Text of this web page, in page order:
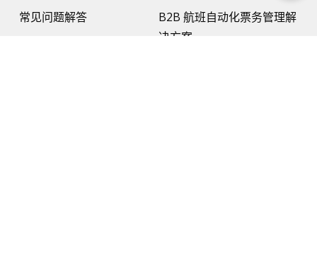
常见问题解答
B2B 航班自动化票务管理解
决方案